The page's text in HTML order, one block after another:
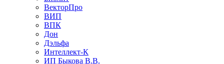
ВекторПро
ВИП
ВПК
Дон
Дэльфа
Интеллект-К
ИП Быкова В.В.